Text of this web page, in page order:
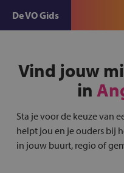
De VO Gids
Vind jouw
in
Sta je voor de keuze van
helpt jou en je ouders bij
in jouw buurt, regio of